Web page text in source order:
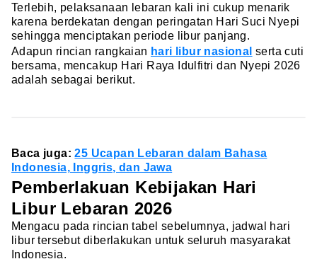
Terlebih, pelaksanaan lebaran kali ini cukup menarik
karena berdekatan dengan peringatan Hari Suci Nyepi
sehingga menciptakan periode libur panjang.
Adapun rincian rangkaian hari libur nasional serta cuti
bersama, mencakup Hari Raya Idulfitri dan Nyepi 2026
adalah sebagai berikut.
Baca juga:25 Ucapan Lebaran dalam Bahasa
Indonesia, Inggris, dan Jawa
Pemberlakuan Kebijakan Hari
Libur Lebaran 2026
Mengacu pada rincian tabel sebelumnya, jadwal hari
libur tersebut diberlakukan untuk seluruh masyarakat
Indonesia.